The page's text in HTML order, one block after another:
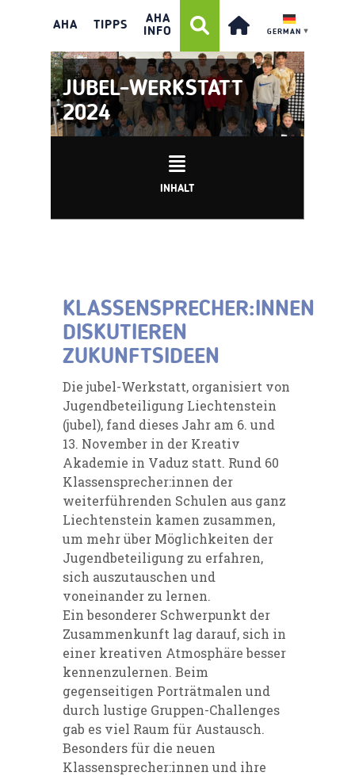
AHA TIPPS
AHA
INFO
GERMAN ▼
JUBEL-WERKSTATT
2024
INHALT
KLASSENSPRECHER:INNEN
DISKUTIEREN
ZUKUNFTSIDEEN
Die jubel-Werkstatt, organisiert von
Jugendbeteiligung Liechtenstein
(jubel), fand dieses Jahr am 6. und
13. November in der Kreativ
Akademie in Vaduz statt. Rund 60
Klassensprecher:innen der
weiterführenden Schulen aus ganz
Liechtenstein kamen zusammen,
um mehr über Möglichkeiten der
Jugendbeteiligung zu erfahren,
sich auszutauschen und
voneinander zu lernen.
Ein besonderer Schwerpunkt der
Zusammenkunft lag darauf, sich in
einer kreativen Atmosphäre besser
kennenzulernen. Beim
gegenseitigen Porträtmalen und
durch lustige Gruppen-Challenges
gab es viel Raum für Austausch.
Besonders für die neuen
Klassensprecher:innen und ihre